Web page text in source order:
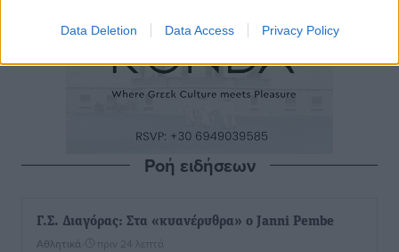
Data Deletion Data Access Privacy Policy
Ροή ειδήσεων
Γ.Σ. Διαγόρας: Στα «κυανέρυθρα» ο Janni Pembe
Αθλητικά πριν 24 λεπτά